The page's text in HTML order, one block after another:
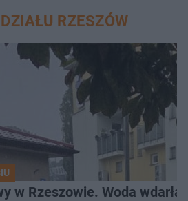
RZESZÓW
w Rzeszowie. Woda